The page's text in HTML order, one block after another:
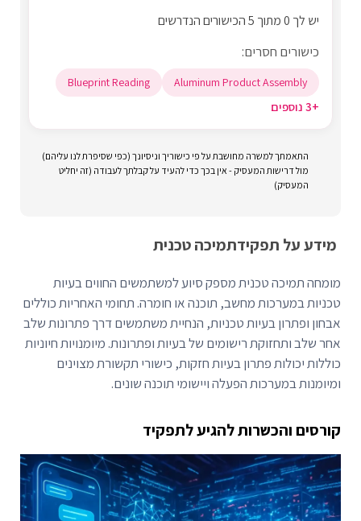
יש לך 0 מתוך 5 הכישורים הנדרשים
כישורים חסרים:
Aluminum Product Assembly
Blueprint Reading
+3 נוספים
התאמתך למשרה מחושבת על פי כישוריך וניסיונך (כפי שסיפרת לנו עליהם)
מול דרישות המעסיק - אין בכך כדי להעיד על קבלתך לעבודה (זה יחליט
המעסיק)
מידע על תפקידתמיכה טכנית
מומחה תמיכה טכנית מספק סיוע למשתמשים החווים בעיות
טכניות במערכות מחשב, תוכנה או חומרה. תחומי האחריות כוללים
אבחון ופתרון בעיות טכניות, הנחיית משתמשים דרך פתרונות שלב
אחר שלב ותחזוקת רישומים של בעיות ופתרונות. מיומנויות חיוניות
כוללות יכולות פתרון בעיות חזקות, כישורי תקשורת מצוינים
ומיומנות במערכות הפעלה ויישומי תוכנה שונים.
קורסים והכשרות להגיע לתפקיד